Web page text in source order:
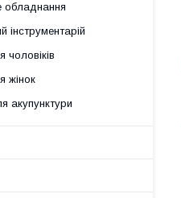
обладнання
інструментарій
чоловіків
жінок
акупунктури